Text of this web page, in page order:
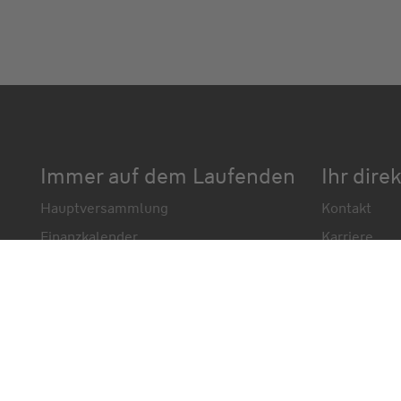
Immer auf dem Laufenden
Hauptversammlung
Finanzkalender
Ihr
Kontakt
Karriere